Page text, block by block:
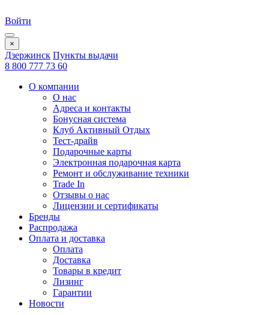
Войти
×
Дзержинск Пункты выдачи
8 800 777 73 60
О компании
О нас
Адреса и контакты
Бонусная система
Клуб Активный Отдых
Тест-драйв
Подарочные карты
Электронная подарочная карта
Ремонт и обслуживание техники
Trade In
Отзывы о нас
Лицензии и сертификаты
Бренды
Распродажа
Оплата и доставка
Оплата
Доставка
Товары в кредит
Лизинг
Гарантии
Новости